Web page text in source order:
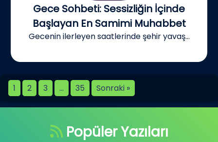
Gece Sohbeti: Sessizliğin İçinde
Başlayan En Samimi Muhabbet
Gecenin ilerleyen saatlerinde şehir yavaş...
1 2 3 … 35 Sonraki »
Popüler Yazıları